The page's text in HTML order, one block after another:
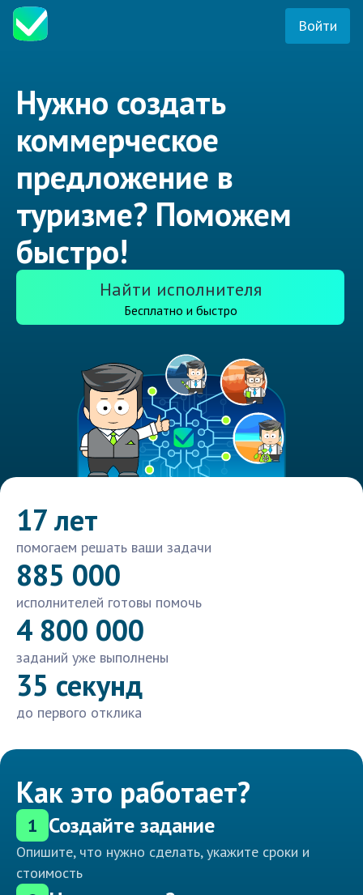
Войти
Нужно создать
коммерческое
предложение в
туризме? Поможем
быстро!
Найти исполнителя
Бесплатно и быстро
17 лет
помогаем решать ваши задачи
885 000
исполнителей готовы помочь
4 800 000
заданий уже выполнены
35 секунд
до первого отклика
Как это работает?
1 Создайте задание
Опишите, что нужно сделать, укажите сроки и
стоимость